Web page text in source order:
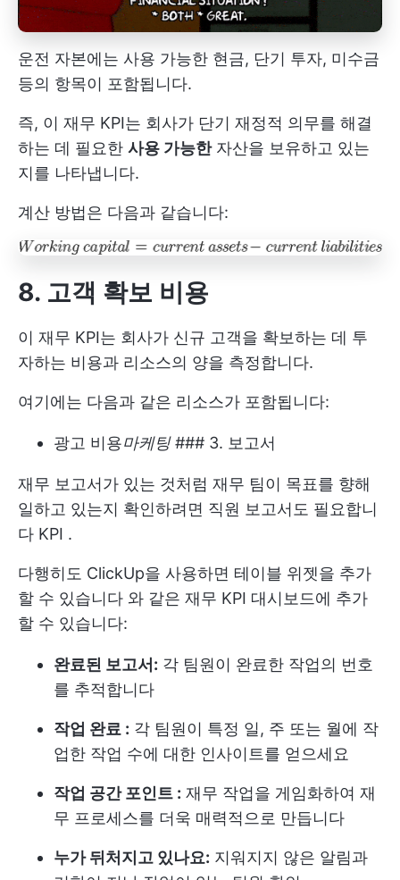
운전 자본에는 사용 가능한 현금, 단기 투자, 미수금
등의 항목이 포함됩니다.
즉, 이 재무 KPI는 회사가 단기 재정적 의무를 해결
하는 데 필요한 사용 가능한자산을 보유하고 있는
지를 나타냅니다.
계산 방법은 다음과 같습니다:
8. 고객 확보 비용
이 재무 KPI는 회사가 신규 고객을 확보하는 데 투
자하는 비용과 리소스의 양을 측정합니다.
여기에는 다음과 같은 리소스가 포함됩니다:
광고 비용마케팅### 3. 보고서
재무 보고서가 있는 것처럼 재무 팀이 목표를 향해
일하고 있는지 확인하려면 직원 보고서도 필요합니
다 KPI .
다행히도 ClickUp을 사용하면 테이블 위젯을 추가
할 수 있습니다 와 같은 재무 KPI 대시보드에 추가
할 수 있습니다:
완료된 보고서: 각 팀원이 완료한 작업의 번호
를 추적합니다
작업 완료 : 각 팀원이 특정 일, 주 또는 월에 작
업한 작업 수에 대한 인사이트를 얻으세요
작업 공간 포인트 : 재무 작업을 게임화하여 재
무 프로세스를 더욱 매력적으로 만듭니다
누가 뒤처지고 있나요: 지워지지 않은 알림과